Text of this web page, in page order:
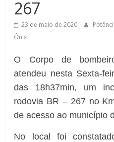
Minas
267
23 de maio de 2020
Ônix
O Corpo de
atendeu nesta Sexta-
das 18h37min, um
rodovia BR – 267 no
de acesso ao município
No local foi